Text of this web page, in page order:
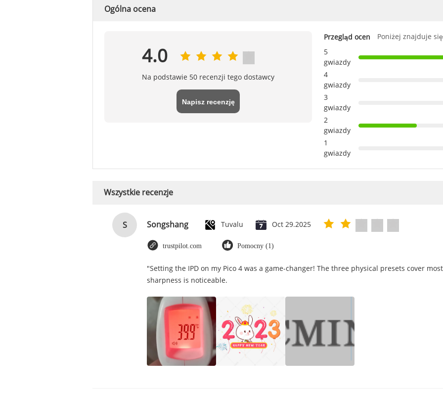
Ogólna ocena
4.0
Na podstawie 50 recenzji tego dostawcy
Napisz recenzję
Przegląd ocen
Poniżej znajduje
5
gwiazdy
4
gwiazdy
3
gwiazdy
2
gwiazdy
1
gwiazdy
Wszystkie recenzje
S Songshang Tuvalu Oct 29.2025
trustpilot.com Pomocny (1)
"Setting the IPD on my Pico 4 was a game-changer! The three physical presets cover
sharpness is noticeable.